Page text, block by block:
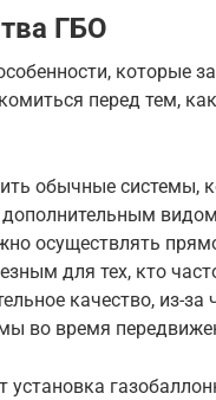
ГБО
которые
перед тем,
обычные системы,
осуществлять
для тех, кто
качество, из-за
во время